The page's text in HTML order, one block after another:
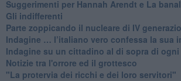
Suggerimenti per Hannah Arendt e La
​Gli indifferenti
Parte zoppicando il nucleare di IV
​Indagine … l’italiano vero confessa la sua
Indagine su un cittadino al di sopra di
Notizie tra l'orrore ed il grottesco
"La protervia dei ricchi e dei loro servitori"